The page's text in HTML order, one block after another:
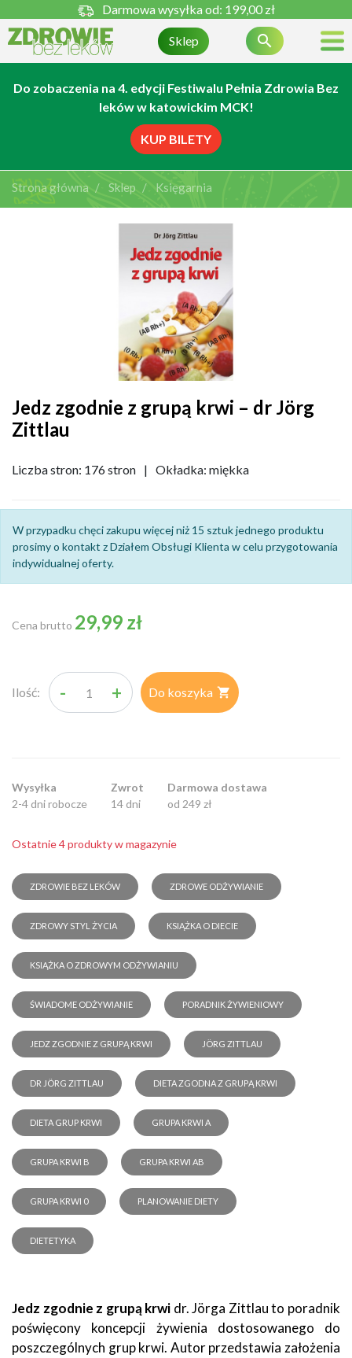
Darmowa wysyłka od: 199,00 zł
Sklep 
Do zobaczenia na 4. edycji Festiwalu Pełnia Zdrowia Bez
leków w katowickim MCK!
KUP BILETY
Strona główna Sklep Księgarnia
Jedz zgodnie z grupą krwi – dr Jörg
Zittlau
Liczba stron: 176 stron | Okładka: miękka
W przypadku chęci zakupu więcej niż 15 sztuk jednego produktu
prosimy o kontakt z Działem Obsługi Klienta w celu przygotowania
indywidualnej oferty.
Cena brutto 29,99 zł
Ilość: - + Do koszyka 
Wysyłka
2-4 dni robocze
Zwrot
14 dni
Darmowa dostawa
od 249 zł
Ostatnie 4 produkty w magazynie
ZDROWIE BEZ LEKÓW ZDROWE ODŻYWIANIE
ZDROWY STYL ŻYCIA KSIĄŻKA O DIECIE
KSIĄŻKA O ZDROWYM ODŻYWIANIU
ŚWIADOME ODŻYWIANIE PORADNIK ŻYWIENIOWY
JEDZ ZGODNIE Z GRUPĄ KRWI JÖRG ZITTLAU
DR JÖRG ZITTLAU DIETA ZGODNA Z GRUPĄ KRWI
DIETA GRUP KRWI GRUPA KRWI A
GRUPA KRWI B GRUPA KRWI AB
GRUPA KRWI 0 PLANOWANIE DIETY
DIETETYKA
Jedz zgodnie z grupą krwi dr. Jörga Zittlau to poradnik
poświęcony koncepcji żywienia dostosowanego do
poszczególnych grup krwi. Autor przedstawia założenia